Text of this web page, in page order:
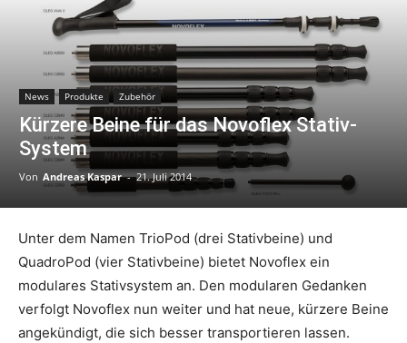
News Produkte Zubehör
Kürzere Beine für das Novoflex Stativ-
System
Von Andreas Kaspar - 21. Juli 2014
Unter dem Namen TrioPod (drei Stativbeine) und
QuadroPod (vier Stativbeine) bietet Novoflex ein
modulares Stativsystem an. Den modularen Gedanken
verfolgt Novoflex nun weiter und hat neue, kürzere Beine
angekündigt, die sich besser transportieren lassen.